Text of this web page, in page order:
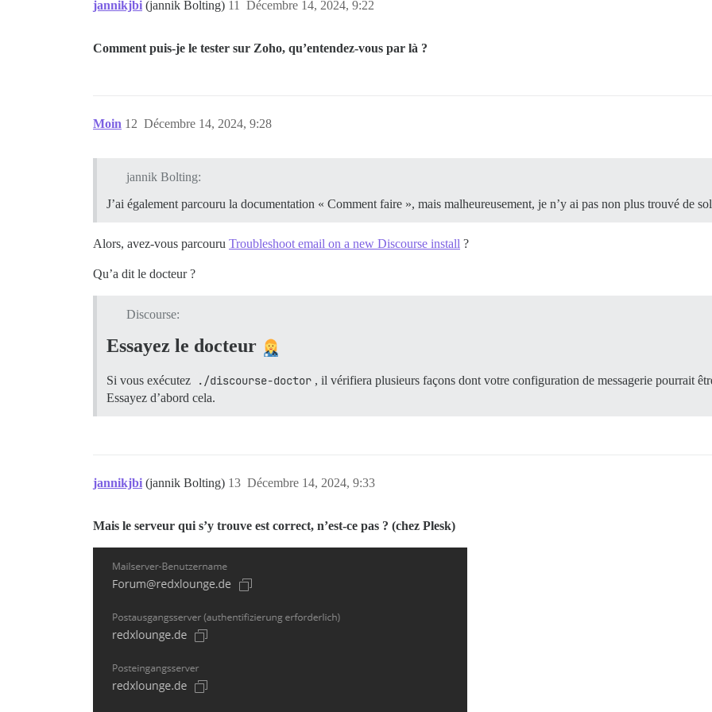
jannikjbi (jannik Bolting) Décembre 14, 2024, 9:22
11
Comment puis-je le tester sur Zoho, qu’entendez-vous par là ?
Moin Décembre 14, 2024, 9:28
12
jannik Bolting:
J’ai également parcouru la documentation « Comment faire », mais malheureusement, je n’y ai pas non plus trouvé de
Alors, avez-vous parcouru Troubleshoot email on a new Discourse install ?
Qu’a dit le docteur ?
Discourse:
Essayez le docteur
Si vous exécutez ./discourse-doctor , il vérifiera plusieurs façons dont votre configuration de messagerie pourrait
Essayez d’abord cela.
jannikjbi (jannik Bolting) Décembre 14, 2024, 9:33
13
Mais le serveur qui s’y trouve est correct, n’est-ce pas ? (chez Plesk)